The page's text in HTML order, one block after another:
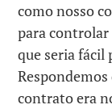
como nosso
para controlar
que seria fácil
contrato era